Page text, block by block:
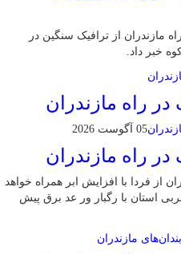
مازندران از ترافیک سنگین در
خبر داد.
راه مازندران
05 آگوست 2026
راه مازندران
از فردا با افزایش ابر همراه خواهد
استان با رگبار ور عد برق پیش